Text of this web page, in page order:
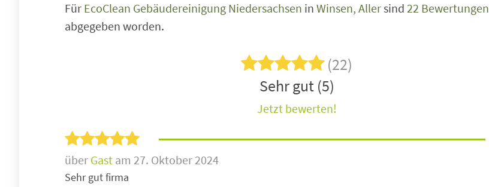
Für EcoClean Gebäudereinigung Niedersachsen in Winsen, Allersind 22 Bewertungen
abgegeben worden.
(22)
Sehr gut (5)
Jetzt bewerten!
über Gast am 27. Oktober 2024
Sehr gut firma